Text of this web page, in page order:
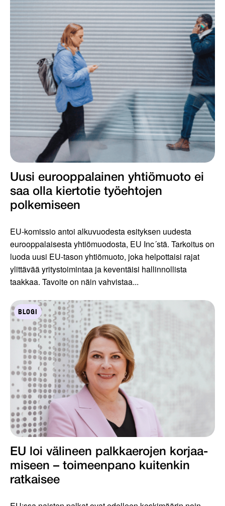
Uusi eurooppalainen yhtiömuoto ei
saa olla kiertotie työ­ehtojen
polkemiseen
EU-komissio antoi alkuvuodesta esityksen uudesta
eurooppalaisesta yhtiömuodosta, EU Inc´stä. Tarkoitus on
luoda uusi EU-tason yhtiömuoto, joka helpottaisi rajat
ylittävää yritystoimintaa ja keventäisi hallinnollista
taakkaa. Tavoite on näin vahvistaa...
BLOGI
EU loi välineen palkkaerojen korjaa­
miseen – toimeenpano kuiten­kin
ratkaisee